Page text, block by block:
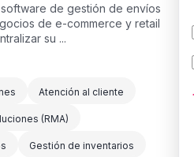
de gestión de envíos
de e-commerce y retail
su ...
Atención al cliente
(RMA)
Gestión de inventarios